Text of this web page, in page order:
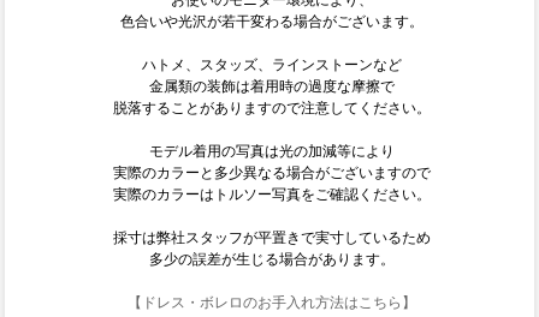
色合いや光沢が若干変わる場合がございます。
ハトメ、スタッズ、ラインストーンなど
金属類の装飾は着用時の過度な摩擦で
脱落することがありますので注意してください。
モデル着用の写真は光の加減等により
実際のカラーと多少異なる場合がございますので
実際のカラーはトルソー写真をご確認ください。
採寸は弊社スタッフが平置きで実寸しているため
多少の誤差が生じる場合があります。
【ドレス・ボレロのお手入れ方法はこちら】